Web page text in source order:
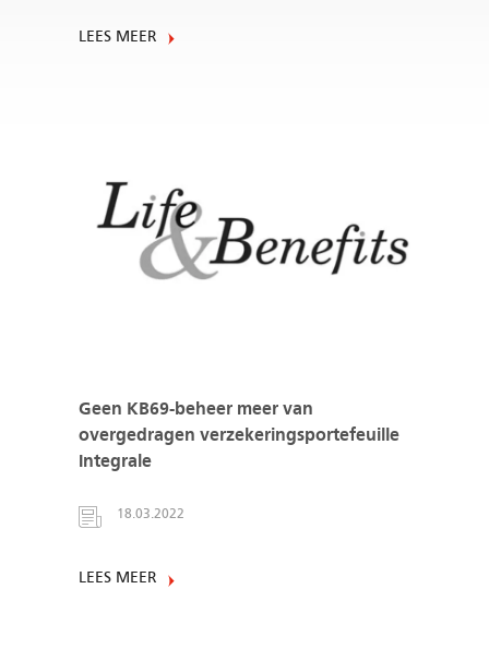
LEES MEER
Geen KB69-beheer meer van
overgedragen verzekeringsportefeuille
Integrale
18.03.2022
LEES MEER